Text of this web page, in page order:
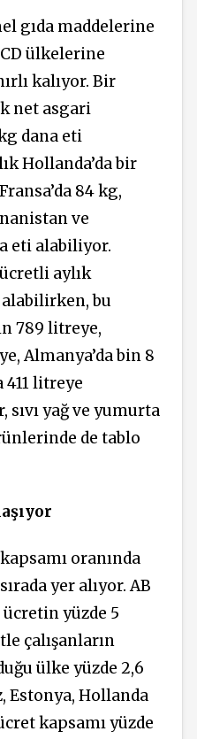
gıda maddelerine
ülkelerine
kalıyor. Bir
net asgari
dana eti
Hollanda’da bir
84 kg,
ve
eti alabiliyor.
aylık
bu
789 litreye,
Almanya’da bin 8
411 litreye
sıvı yağ ve yumurta
de tablo
oranında
yer alıyor. AB
yüzde 5
çalışanların
ülke yüzde 2,6
Estonya, Hollanda
kapsamı yüzde